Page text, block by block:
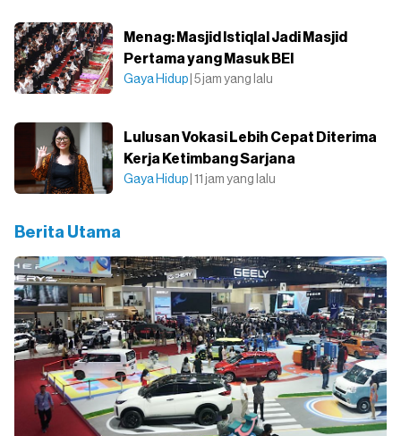
Menag: Masjid Istiqlal Jadi Masjid
Pertama yang Masuk BEI
Gaya Hidup | 5 jam yang lalu
Lulusan Vokasi Lebih Cepat Diterima
Kerja Ketimbang Sarjana
Gaya Hidup | 11 jam yang lalu
Berita Utama